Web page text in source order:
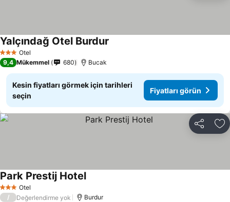
3 YıldızOtel
Yalçındağ Otel Burdur
9,4 Mükemmel 680 Bucak
Kesin fiyatları görmek için tarihleri
seçin
Fiyatları görün
Paylaş
3 YıldızOtel
Park Prestij Hotel
/ Değerlendirme yok Burdur